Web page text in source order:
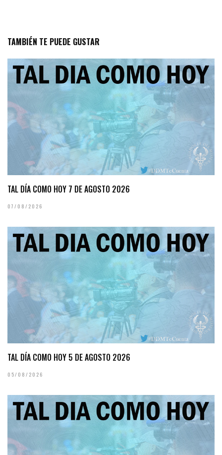
TAMBIÉN TE PUEDE GUSTAR
TAL DÍA COMO HOY 7 DE AGOSTO 2026
07/08/2026
TAL DÍA COMO HOY 5 DE AGOSTO 2026
05/08/2026